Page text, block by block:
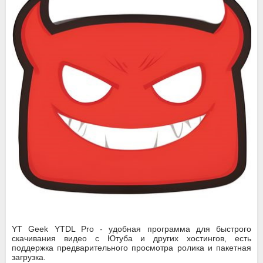
YT Geek YTDL Pro - удобная программа для быстрого
скачивания видео с Ютуба и других хостингов, есть
поддержка предварительного просмотра ролика и пакетная
загрузка.